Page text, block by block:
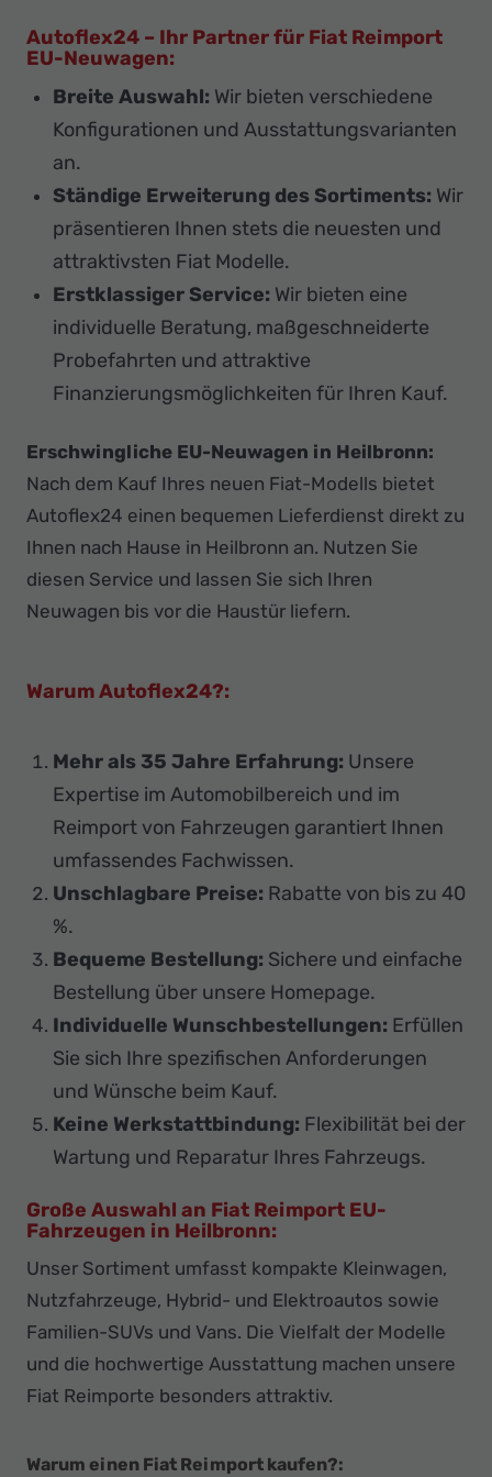
Autoflex24 – Ihr Partner für Fiat Reimport
EU-Neuwagen:
Breite Auswahl: Wir bieten verschiedene
Konfigurationen und Ausstattungsvarianten
an.
Ständige Erweiterung des Sortiments: Wir
präsentieren Ihnen stets die neuesten und
attraktivsten Fiat Modelle.
Erstklassiger Service: Wir bieten eine
individuelle Beratung, maßgeschneiderte
Probefahrten und attraktive
Finanzierungsmöglichkeiten für Ihren Kauf.
Erschwingliche EU-Neuwagen in Heilbronn:
Nach dem Kauf Ihres neuen Fiat-Modells bietet
Autoflex24 einen bequemen Lieferdienst direkt zu
Ihnen nach Hause in Heilbronn an. Nutzen Sie
diesen Service und lassen Sie sich Ihren
Neuwagen bis vor die Haustür liefern.
Warum Autoflex24?:
Mehr als 35 Jahre Erfahrung: Unsere
Expertise im Automobilbereich und im
Reimport von Fahrzeugen garantiert Ihnen
umfassendes Fachwissen.
Unschlagbare Preise: Rabatte von bis zu 40
%.
Bequeme Bestellung: Sichere und einfache
Bestellung über unsere Homepage.
Individuelle Wunschbestellungen: Erfüllen
Sie sich Ihre spezifischen Anforderungen
und Wünsche beim Kauf.
Keine Werkstattbindung: Flexibilität bei der
Wartung und Reparatur Ihres Fahrzeugs.
Große Auswahl an Fiat Reimport EU-
Fahrzeugen in Heilbronn:
Unser Sortiment umfasst kompakte Kleinwagen,
Nutzfahrzeuge, Hybrid- und Elektroautos sowie
Familien-SUVs und Vans. Die Vielfalt der Modelle
und die hochwertige Ausstattung machen unsere
Fiat Reimporte besonders attraktiv.
Warum einen Fiat Reimport kaufen?: